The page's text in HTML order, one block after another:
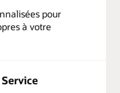
pour
à votre